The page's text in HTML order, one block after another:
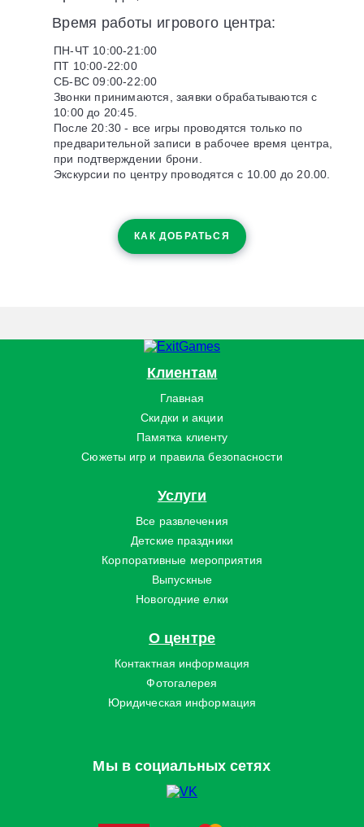
Время работы игрового центра:
ПН-ЧТ 10:00-21:00
ПТ 10:00-22:00
СБ-ВС 09:00-22:00
Звонки принимаются, заявки обрабатываются с
10:00 до 20:45.
После 20:30 - все игры проводятся только по
предварительной записи в рабочее время центра,
при подтверждении брони.
Экскурсии по центру проводятся с 10.00 до 20.00.
КАК ДОБРАТЬСЯ
Клиентам
Главная
Скидки и акции
Памятка клиенту
Сюжеты игр и правила безопасности
Услуги
Все развлечения
Детские праздники
Корпоративные мероприятия
Выпускные
Новогодние елки
О центре
Контактная информация
Фотогалерея
Юридическая информация
Мы в социальных сетях